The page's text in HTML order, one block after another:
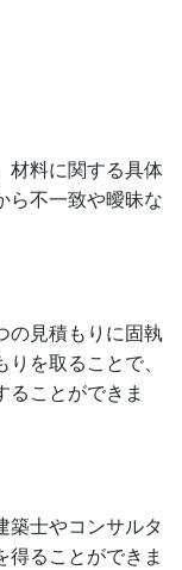
材料に関する具体
ら不一致や曖昧な
の見積もりに固執
を取ることで、
ことができま
築士やコンサルタ
得ることができま